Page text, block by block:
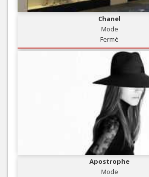
Chanel
Mode
Fermé
Apostrophe
Mode